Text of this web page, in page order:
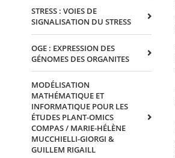
STRESS : VOIES DE
SIGNALISATION DU STRESS
OGE : EXPRESSION DES
GÉNOMES DES ORGANITES
MODÉLISATION
MATHÉMATIQUE ET
INFORMATIQUE POUR LES
ÉTUDES PLANT-OMICS
COMPAS / MARIE-HÉLÈNE
MUCCHIELLI-GIORGI &
GUILLEM RIGAILL